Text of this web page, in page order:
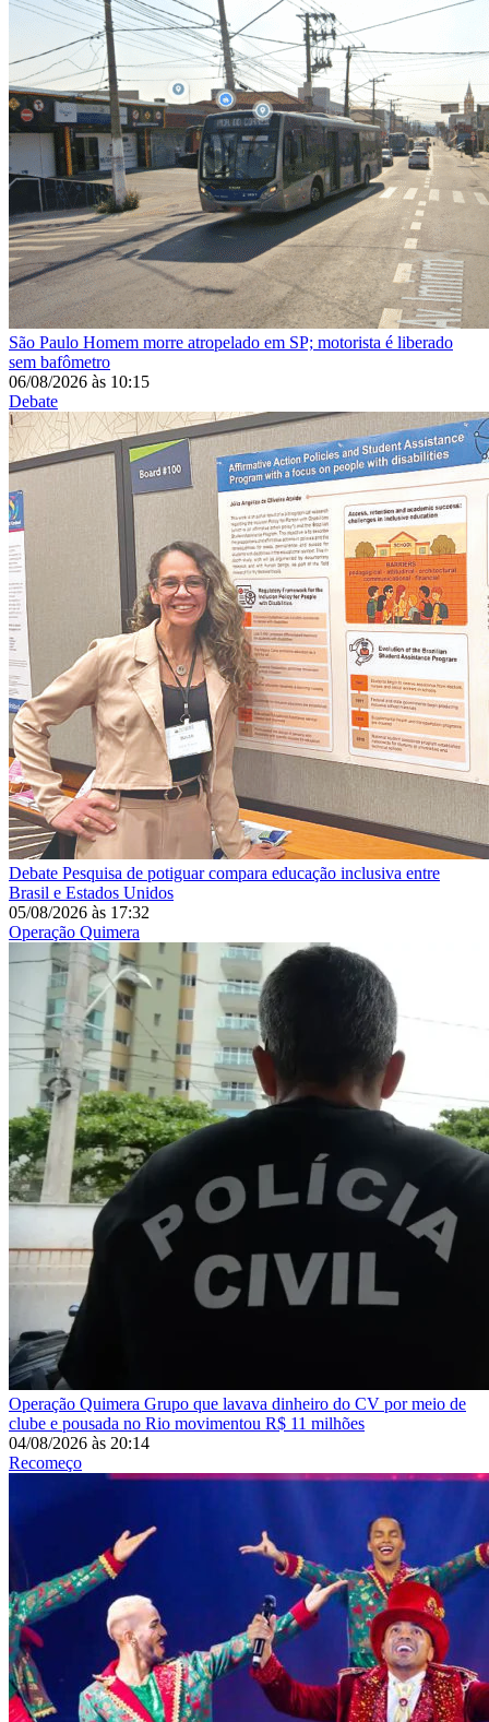
São Paulo Homem morre atropelado em SP; motorista é liberado
sem bafômetro
06/08/2026 às 10:15
Debate
Debate Pesquisa de potiguar compara educação inclusiva entre
Brasil e Estados Unidos
05/08/2026 às 17:32
Operação Quimera
Operação Quimera Grupo que lavava dinheiro do CV por meio de
clube e pousada no Rio movimentou R$ 11 milhões
04/08/2026 às 20:14
Recomeço